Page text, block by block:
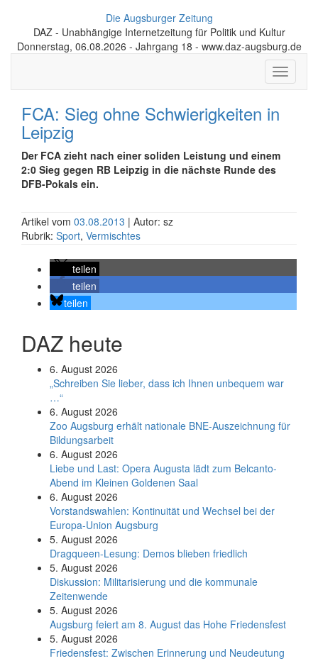
Die Augsburger Zeitung
DAZ - Unabhängige Internetzeitung für Politik und Kultur
Donnerstag, 06.08.2026 - Jahrgang 18 - www.daz-augsburg.de
Toggle
FCA: Sieg ohne Schwierigkeiten in
Leipzig
Der FCA zieht nach einer soliden Leistung und einem
2:0 Sieg gegen RB Leipzig in die nächste Runde des
DFB-Pokals ein.
Artikel vom 03.08.2013 | Autor: sz
Rubrik: Sport, Vermischtes
teilen
teilen
teilen
DAZ heute
6. August 2026
„Schreiben Sie lieber, dass ich Ihnen unbequem war
…“
6. August 2026
Zoo Augsburg erhält nationale BNE-Auszeichnung für
Bildungsarbeit
6. August 2026
Liebe und Last: Opera Augusta lädt zum Belcanto-
Abend im Kleinen Goldenen Saal
6. August 2026
Vorstandswahlen: Kontinuität und Wechsel bei der
Europa-Union Augsburg
5. August 2026
Dragqueen-Lesung: Demos blieben friedlich
5. August 2026
Diskussion: Mi­li­ta­ri­sie­rung und die kommunale
Zeitenwende
5. August 2026
Augsburg feiert am 8. August das Hohe Friedensfest
5. August 2026
Friedensfest: Zwischen Erinnerung und Neudeutung